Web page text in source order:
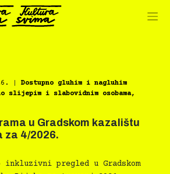
Dostupno gluhim i nagluhim
slijepim i slabovidnim osobama,
u Gradskom kazalištu
za 4/2026.
inkluzivni pregled u Gradskom